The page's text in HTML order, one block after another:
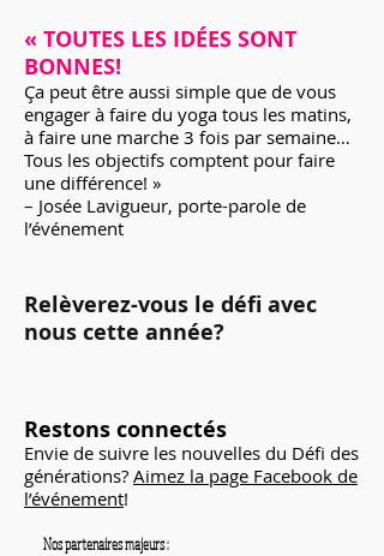
« TOUTES LES IDÉES SONT
BONNES!
Ça peut être aussi simple que de vous
engager à faire du yoga tous les matins,
à faire une marche 3 fois par semaine…
Tous les objectifs comptent pour faire
une différence! »
– Josée Lavigueur, porte-parole de
l’événement
Relèverez-vous le défi avec
nous cette année?
Restons connectés
Envie de suivre les nouvelles du Défi des
générations? Aimez la page Facebook de
l’événement!
Nos partenaires majeurs :